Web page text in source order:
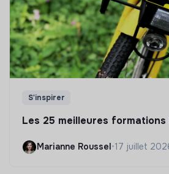
S'inspirer
Les 25 meilleures formations
Marianne Roussel •17 juillet